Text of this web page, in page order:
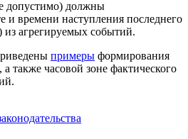
допустимо) должны
и времени наступления последнего
из агрегируемых событий.
примеры формирования
также часовой зоне фактического